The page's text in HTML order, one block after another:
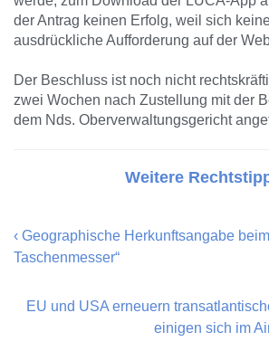
der Antrag keinen Erfolg, weil sich
ausdrückliche Aufforderung auf der
Der Beschluss ist noch nicht
zwei Wochen nach Zustellung mit der
dem Nds. Oberverwaltungsgericht
Weitere
‹ Geographische Herkunftsangabe
Taschenmesser“
EU und USA erneuern
einigen sich im